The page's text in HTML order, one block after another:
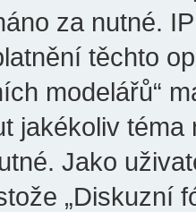
za nutné.
těchto
modelářů“
jakékoliv
Jako
„Diskuzní